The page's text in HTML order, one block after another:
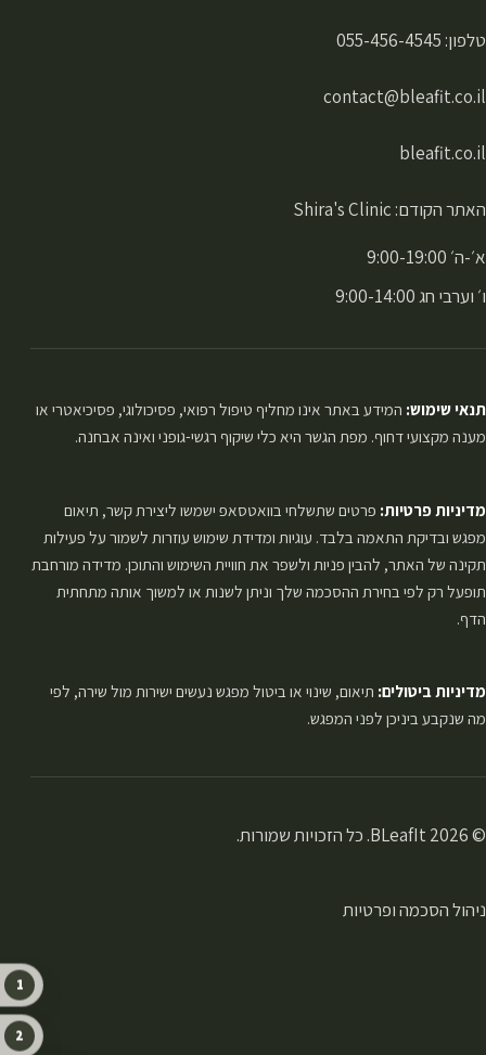
טלפון: 055-456-4545
contact@bleafit.co.il
bleafit.co.il
האתר הקודם: Shira's Clinic
א׳-ה׳ 9:00-19:00
ו׳ וערבי חג 9:00-14:00
תנאי שימוש: המידע באתר אינו מחליף טיפול רפואי, פסיכולוגי, פסיכיאטרי או
מענה מקצועי דחוף. מפת הגשר היא כלי שיקוף רגשי-גופני ואינה אבחנה.
מדיניות פרטיות: פרטים שתשלחי בוואטסאפ ישמשו ליצירת קשר, תיאום
מפגש ובדיקת התאמה בלבד. עוגיות ומדידת שימוש עוזרות לשמור על פעילות
תקינה של האתר, להבין פניות ולשפר את חוויית השימוש והתוכן. מדידה מורחבת
תופעל רק לפי בחירת ההסכמה שלך וניתן לשנות או למשוך אותה מתחתית
הדף.
מדיניות ביטולים: תיאום, שינוי או ביטול מפגש נעשים ישירות מול שירה, לפי
מה שנקבע ביניכן לפני המפגש.
© 2026 BLeafIt. כל הזכויות שמורות.
ניהול הסכמה ופרטיות
1
2